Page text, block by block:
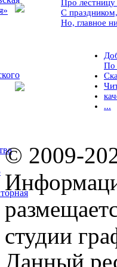
Про
С
Но, главное
По
...
© 2009-
студии
Данный